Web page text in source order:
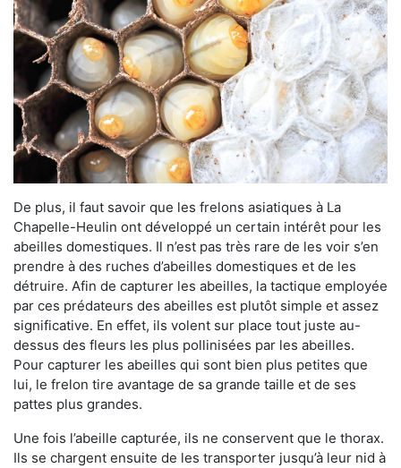
De plus, il faut savoir que les frelons asiatiques à La
Chapelle-Heulin ont développé un certain intérêt pour les
abeilles domestiques. Il n’est pas très rare de les voir s’en
prendre à des ruches d’abeilles domestiques et de les
détruire. Afin de capturer les abeilles, la tactique employée
par ces prédateurs des abeilles est plutôt simple et assez
significative. En effet, ils volent sur place tout juste au-
dessus des fleurs les plus pollinisées par les abeilles.
Pour capturer les abeilles qui sont bien plus petites que
lui, le frelon tire avantage de sa grande taille et de ses
pattes plus grandes.
Une fois l’abeille capturée, ils ne conservent que le thorax.
Ils se chargent ensuite de les transporter jusqu’à leur nid à